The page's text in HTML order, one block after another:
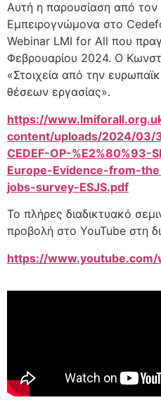
Αυτή η παρουσίαση από
Εμπειρογνώμονα στο
Webinar LMI for All που
Φεβρουαρίου 2024. Ο
«Στοιχεία από την
θέσεων εργασίας».
https://
content/uploads/2024/03/
CEDEF-OP-%E2%80%93-
Europe-Evidence-from-
jobs-survey-ESJS.pdf
Το πλήρες διαδικτυακό
προβολή στο YouTube στη
https://www.youtube.com/